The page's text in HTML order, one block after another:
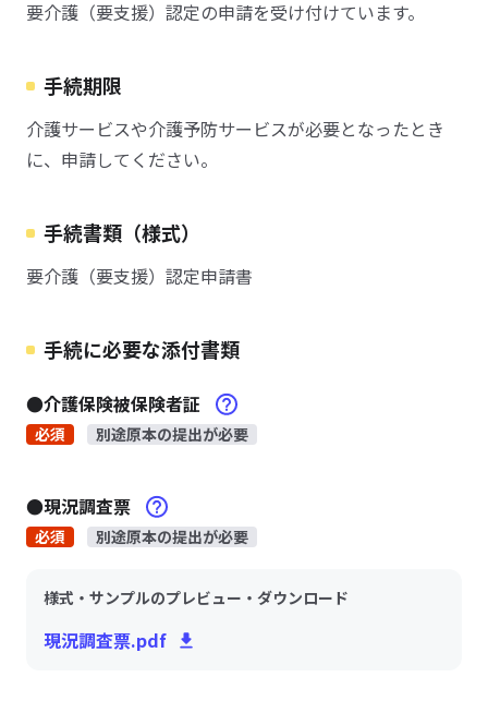
要介護（要支援）認定の申請を受け付けています。
手続期限
介護サービスや介護予防サービスが必要となったとき
に、申請してください。
手続書類（様式）
要介護（要支援）認定申請書
手続に必要な添付書類
●介護保険被保険者証
必須 別途原本の提出が必要
●現況調査票
必須 別途原本の提出が必要
様式・サンプルのプレビュー・ダウンロード
現況調査票.pdf